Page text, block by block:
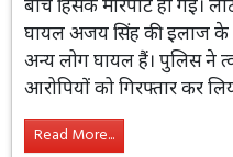
जौनपुर के करौली गांव में भैंस
बीच हिंसक मारपीट हो गई।
घायल अजय सिंह की इलाज के
अन्य लोग घायल हैं। पुलिस ने
आरोपियों को गिरफ्तार कर